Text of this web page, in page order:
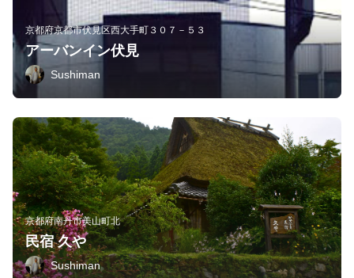
京都府京都市伏見区西大手町３０７－５３
アーバンイン伏見
Sushiman
京都府南丹市美山町北
民宿 久や
Sushiman